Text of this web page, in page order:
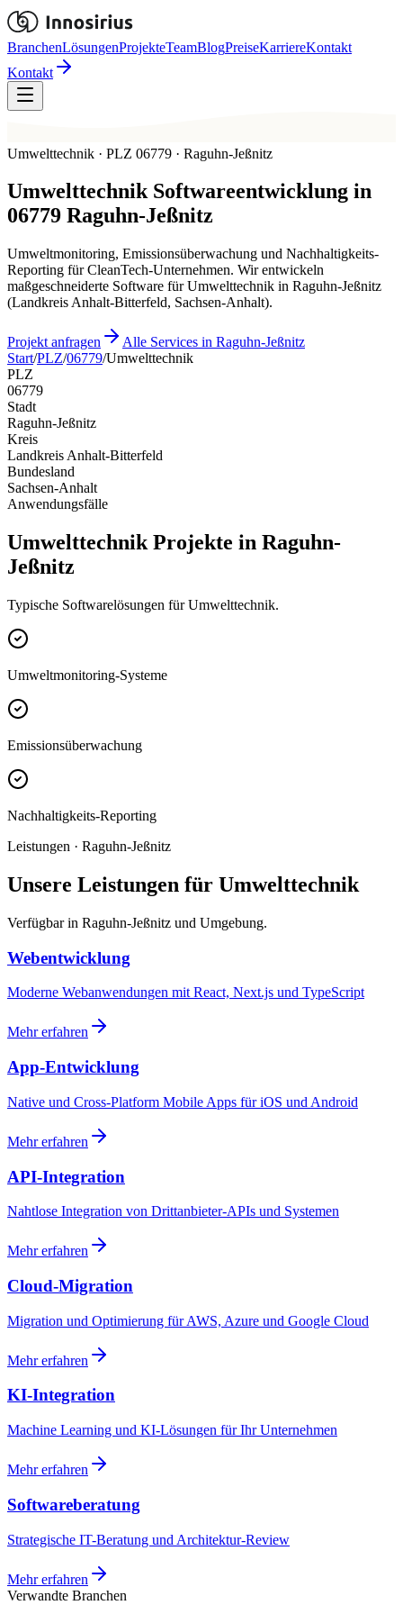
BranchenLösungenProjekteTeamBlogPreiseKarriereKontakt
Kontakt
Umwelttechnik · PLZ 06779 · Raguhn-Jeßnitz
UmwelttechnikSoftwareentwicklung in
06779 Raguhn-Jeßnitz
Umweltmonitoring, Emissionsüberwachung und Nachhaltigkeits-
Reporting für CleanTech-Unternehmen. Wir entwickeln
maßgeschneiderte Software für Umwelttechnik in Raguhn-Jeßnitz
(Landkreis Anhalt-Bitterfeld, Sachsen-Anhalt).
Projekt anfragen
Alle Services in Raguhn-Jeßnitz
Start/PLZ/06779/Umwelttechnik
PLZ
06779
Stadt
Raguhn-Jeßnitz
Kreis
Landkreis Anhalt-Bitterfeld
Bundesland
Sachsen-Anhalt
Anwendungsfälle
Umwelttechnik Projekte in Raguhn-
Jeßnitz
Typische Softwarelösungen für Umwelttechnik.
Umweltmonitoring-Systeme
Emissionsüberwachung
Nachhaltigkeits-Reporting
Leistungen · Raguhn-Jeßnitz
Unsere Leistungen für Umwelttechnik
Verfügbar in Raguhn-Jeßnitz und Umgebung.
Webentwicklung
Moderne Webanwendungen mit React, Next.js und TypeScript
Mehr erfahren
App-Entwicklung
Native und Cross-Platform Mobile Apps für iOS und Android
Mehr erfahren
API-Integration
Nahtlose Integration von Drittanbieter-APIs und Systemen
Mehr erfahren
Cloud-Migration
Migration und Optimierung für AWS, Azure und Google Cloud
Mehr erfahren
KI-Integration
Machine Learning und KI-Lösungen für Ihr Unternehmen
Mehr erfahren
Softwareberatung
Strategische IT-Beratung und Architektur-Review
Mehr erfahren
Verwandte Branchen